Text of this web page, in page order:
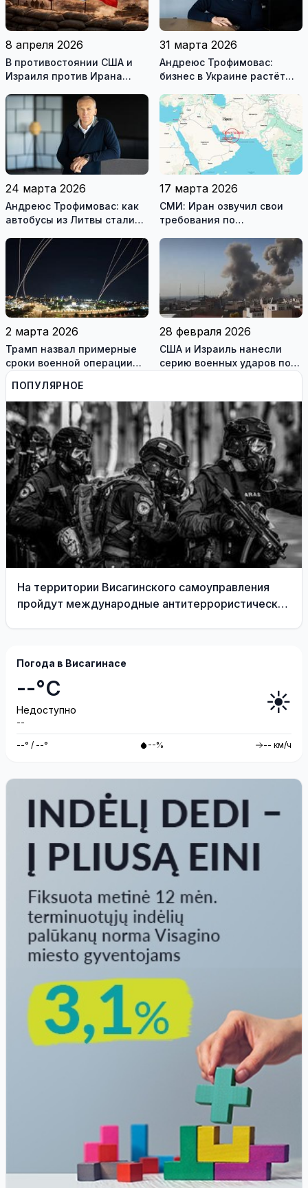
8 апреля 2026
В противостоянии США и
Израиля против Ирана
перемирие
31 марта 2026
Андреюс Трофимовас:
бизнес в Украине растёт
24 марта 2026
Андреюс Трофимовас: как
автобусы из Литвы стали
охваченного огнём
Мариуполя (фотогалерея)
17 марта 2026
СМИ: Иран озвучил свои
требования по
2 марта 2026
Трамп назвал примерные
сроки военной операции
против Ирана
28 февраля 2026
США и Израиль нанесли
серию военных ударов по
ПОПУЛЯРНОЕ
На территории Висагинского самоуправления
пройдут международные антитеррористические
Погода в Висагинасе
--°C
Недоступно
--
☀️
--° / --° --% -- км/ч